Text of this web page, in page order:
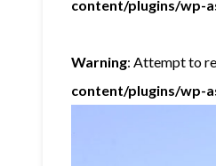
content/plugins/wp-
Warning: Attempt to
content/plugins/wp-